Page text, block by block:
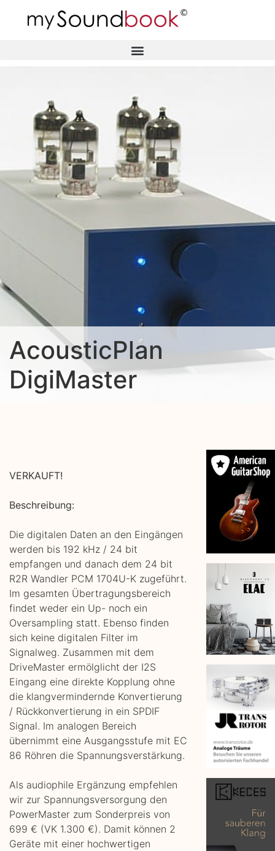
AcousticPlan
DigiMaster
VERKAUFT!
Beschreibung:
Die digitalen Daten an den Eingängen
werden bis 192 kHz / 24 bit
empfangen und danach dem 24 bit
R2R Wandler PCM 1704U-K zugeführt.
Im gesamten Übertragungsbereich
findet weder ein Up- noch ein
Oversampling statt. Ebenso finden
sich keine digitalen Filter im
Signalweg. Zusammen mit dem
DriveMaster ermölglicht der I2S
Eingang eine direkte Kopplung ohne
die klangvermindernde Konvertierung
/ Rückkonvertierung in ein SPDIF
Signal. Im analogen Bereich
übernimmt eine Ausgangsstufe mit EC
86 Röhren die Spannungsverstärkung.
Als audiophile Ergänzung empfehlen
wir zur Spannungsversorgung den
PowerMaster zum Sonderpreis von
699 € (VK 1.300 €). Damit können 2
Geräte mit einer hochwertigen